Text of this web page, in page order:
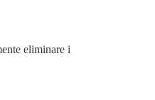
eliminare i